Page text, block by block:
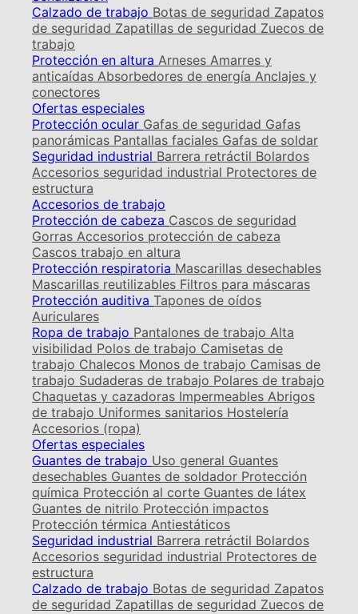
Calzado de trabajo Botas de seguridad Zapatos
de seguridad Zapatillas de seguridad Zuecos de
trabajo
Protección en altura Arneses Amarres y
anticaídas Absorbedores de energía Anclajes y
conectores
Ofertas especiales
Protección ocular Gafas de seguridad Gafas
panorámicas Pantallas faciales Gafas de soldar
Seguridad industrial Barrera retráctil Bolardos
Accesorios seguridad industrial Protectores de
estructura
Accesorios de trabajo
Protección de cabeza Cascos de seguridad
Gorras Accesorios protección de cabeza
Cascos trabajo en altura
Protección respiratoria Mascarillas desechables
Mascarillas reutilizables Filtros para máscaras
Protección auditiva Tapones de oídos
Auriculares
Ropa de trabajo Pantalones de trabajo Alta
visibilidad Polos de trabajo Camisetas de
trabajo Chalecos Monos de trabajo Camisas de
trabajo Sudaderas de trabajo Polares de trabajo
Chaquetas y cazadoras Impermeables Abrigos
de trabajo Uniformes sanitarios Hostelería
Accesorios (ropa)
Ofertas especiales
Guantes de trabajo Uso general Guantes
desechables Guantes de soldador Protección
química Protección al corte Guantes de látex
Guantes de nitrilo Protección impactos
Protección térmica Antiestáticos
Seguridad industrial Barrera retráctil Bolardos
Accesorios seguridad industrial Protectores de
estructura
Calzado de trabajo Botas de seguridad Zapatos
de seguridad Zapatillas de seguridad Zuecos de